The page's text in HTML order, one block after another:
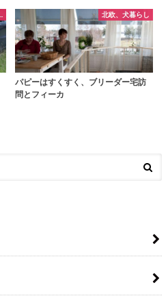
北欧、犬暮らし
パピーはすくすく、ブリーダー宅訪
問とフィーカ